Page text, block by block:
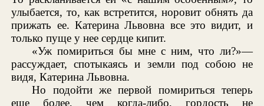
улыбается, то, как встретится, норовит обнять да
прижать ее. Катерина Львовна все это видит, и
только пуще у нее сердце кипит.
«Уж помириться бы мне с ним, что ли?»—
рассуждает, спотыкаясь и земли под собою не
видя, Катерина Львовна.
Но подойти же первой помириться теперь
еще более, чем когда-либо, гордость не